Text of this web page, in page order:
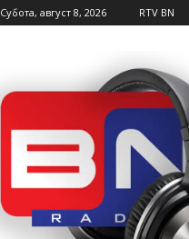
Субота, август 8, 2026 RTV BN